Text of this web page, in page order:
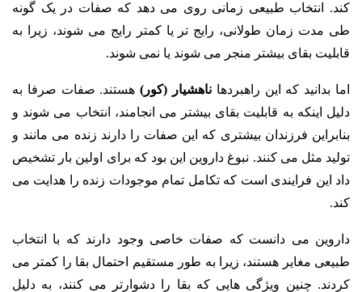
کند. انتخاب طبیعی زمانی روی می دهد که صفات در یک گونه
طی مدت زمان طولانی، رایج تر یا کمتر رایج می شوند، زیرا به
قابلیت بقای بیشتر منجر می شوند یا نمی شوند.
اما بدانید که این راهبردها ناهشیار (کور)هستند. صفات صرفا به
دلیل اینکه به قابلیت بقای بیشتر می انجامند، انتخاب می شوند و
بنابراین فرزندان بیشتری که این صفات را دارند زنده می مانند و
تولید مثل می کنند. نبوغ داروین این بود که برای اولین بار تشخیص
داد این فرایندی است که تکامل تمام موجودات زنده را هدایت می
کند.
داروین می دانست که صفات خاصی وجود دارند که با انتخاب
طبیعی مغایر هستند، زیرا به طور مستقیم احتمال بقا را کمتر می
کردند. چنین ویژگی هایی که بقا را دشوارتر می کنند، به دلیل